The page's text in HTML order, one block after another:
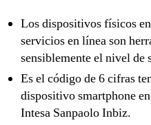
Los dispositivos físicos
servicios en línea son
sensiblemente el nivel de
Es el código de 6 cifras
dispositivo smartphone
Intesa Sanpaolo Inbiz.